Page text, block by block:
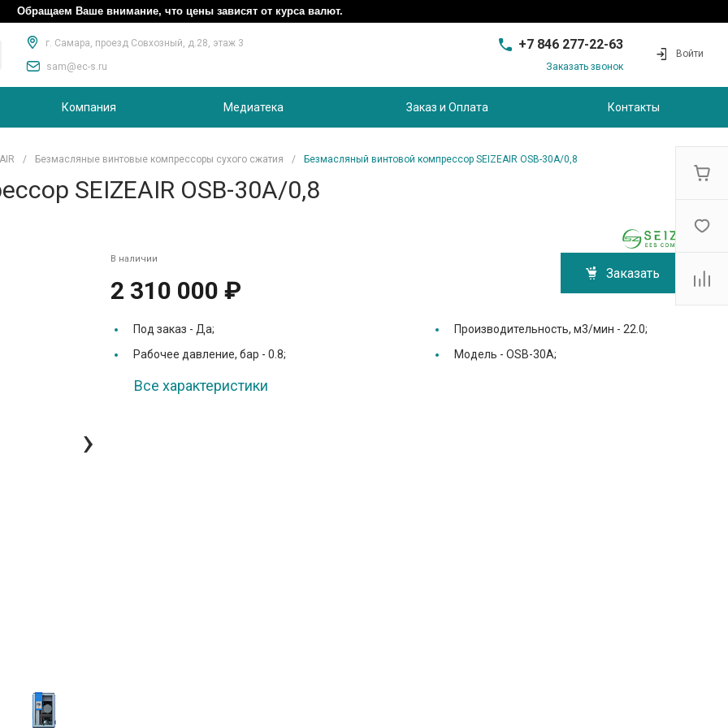
Обращаем Ваше внимание, что цены зависят от курса валют.
г. Самара, проезд Совхозный, д.28, этаж 3
sam@ec-s.ru
+7 846 277-22-63
+7 846 277-22-63
Совхозный, д.28, этаж 3
Заказать звонок
Войти
Компания Медиатека Заказ и Оплата Контакты
/ Безмасляные винтовые компрессоры сухого сжатия / Безмасляный винтовой компрессор SEIZEAIR OSB-30A/0,8
SEIZEAIR OSB-30A/0,8
›
В наличии
2 310 000 ₽
Заказать
Под заказ - Да; Производительность, м3/мин - 22.0;
Рабочее давление, бар -0.8; Модель -OSB-30A;
Все характеристики